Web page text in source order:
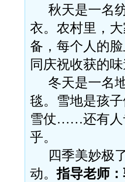
秋天是一名
衣。农村里，
备，每个人的
同庆祝收获的味
冬天是一名
毯。雪地是孩
雪仗……还有人
乎。
四季美妙极
动。指导老师